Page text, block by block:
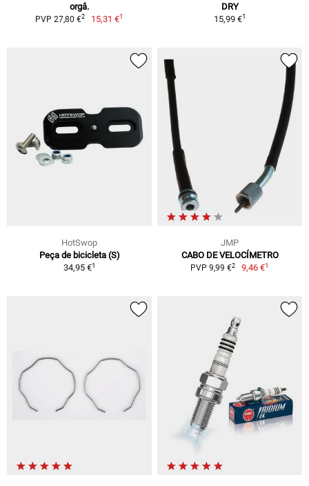
orgâ.
PVP 27,80 €2 15,31 €1
DRY
15,99 €1
HotSwop
Peça de bicicleta (S)
34,95 €1
JMP
CABO DE VELOCÍMETRO
PVP 9,99 €2 9,46 €1